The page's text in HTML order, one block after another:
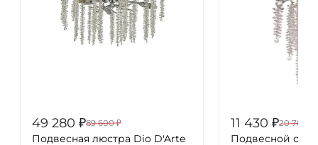
49 280 ₽89 600 ₽
Подвесная люстра Dio D'Arte
11 430 ₽20 780
Подвесной